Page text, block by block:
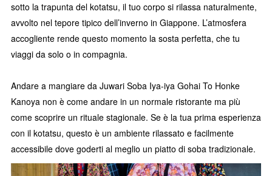
sotto la trapunta del kotatsu, il tuo corpo si rilassa naturalmente,
avvolto nel tepore tipico dell’inverno in Giappone. L’atmosfera
accogliente rende questo momento la sosta perfetta, che tu
viaggi da solo o in compagnia.
Andare a mangiare da Juwari Soba Iya-iya Gohai To Honke
Kanoya non è come andare in un normale ristorante ma più
come scoprire un rituale stagionale. Se è la tua prima esperienza
con il kotatsu, questo è un ambiente rilassato e facilmente
accessibile dove goderti al meglio un piatto di soba tradizionale.